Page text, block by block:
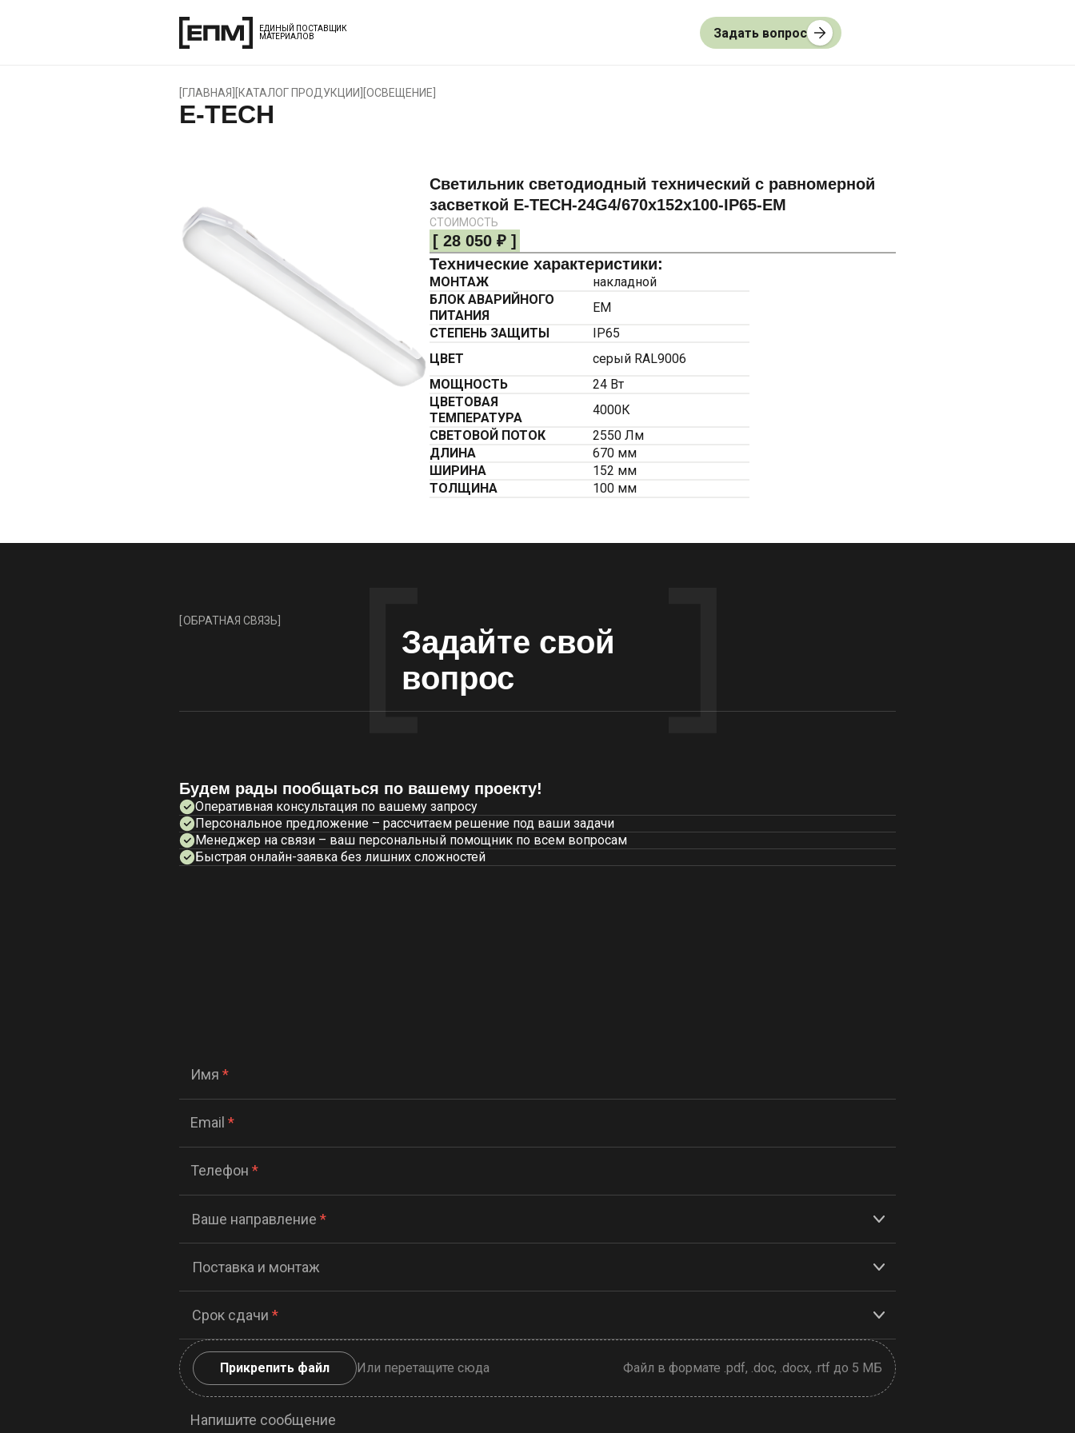
Задать вопрос
ЕДИНЫЙ ПОСТАВЩИК
МАТЕРИАЛОВ
ГЛАВНАЯ КАТАЛОГ ПРОДУКЦИИ ОСВЕЩЕНИЕ
E-TECH
Светильник светодиодный технический с равномерной
засветкой E-TECH-24G4/670х152х100-IP65-EM
СТОИМОСТЬ
[ 28 050 ₽ ]
Технические характеристики:
МОНТАЖ
накладной
БЛОК АВАРИЙНОГО
ПИТАНИЯ
ЕМ
СТЕПЕНЬ ЗАЩИТЫ
IP65
ЦВЕТ
серый RAL9006
МОЩНОСТЬ
24 Вт
ЦВЕТОВАЯ
ТЕМПЕРАТУРА
4000К
СВЕТОВОЙ ПОТОК
2550 Лм
ДЛИНА
670 мм
ШИРИНА
152 мм
ТОЛЩИНА
100 мм
Имя *
Email *
Телефон *
Ваше направление *
Поставка и монтаж
Срок сдачи *
Прикрепить файл Или перетащите сюда Файл в формате .pdf, .doc, .docx, .rtf до 5 МБ
Напишите сообщение
Задайте свой
вопрос
ОБРАТНАЯ СВЯЗЬ
Будем рады пообщаться по вашему проекту!
Оперативная консультация по вашему запросу
Персональное предложение – рассчитаем решение под ваши задачи
Менеджер на связи – ваш персональный помощник по всем вопросам
Быстрая онлайн-заявка без лишних сложностей